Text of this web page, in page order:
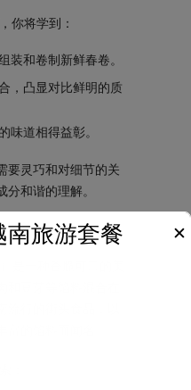
，你将学到：
装和卷制新鲜春卷。
，凸显对比鲜明的质
味道相得益彰。
要灵巧和对细节的关
和谐的理解。
饼
南旅游套餐 ✕